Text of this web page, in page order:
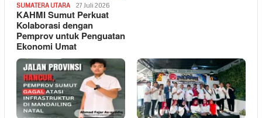
SUMATERA UTARA 27 Juli 2026
KAHMI Sumut Perkuat
Kolaborasi dengan
Pemprov untuk Penguatan
Ekonomi Umat